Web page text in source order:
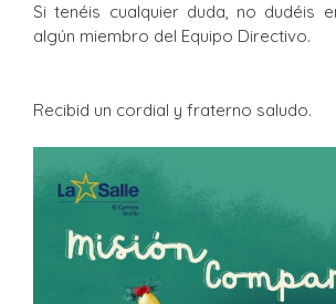
Si tenéis cualquier duda, no dudéis
algún miembro del Equipo Directivo.
Recibid un cordial y fraterno saludo.